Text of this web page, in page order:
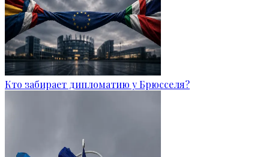
Кто забирает дипломатию у Брюсселя?